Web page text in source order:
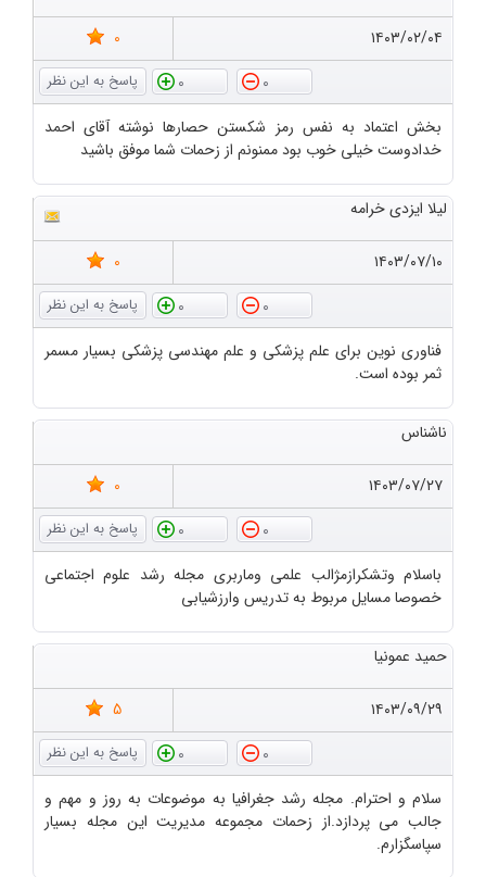
۱۴۰۳/۰۲/۰۴
0
0
0
بخش اعتماد به نفس رمز شکستن حصارها نوشته آقای احمد
خدادوست خیلی خوب بود ممنونم از زحمات شما موفق باشید
لیلا ایزدی خرامه
۱۴۰۳/۰۷/۱۰
0
0
0
فناوری نوین برای علم پزشکی و علم مهندسی پزشکی بسیار مسمر
ثمر بوده است.
ناشناس
۱۴۰۳/۰۷/۲۷
0
0
0
باسلام وتشکرازمژالب علمی وماربری مجله رشد علوم اجتماعی
خصوصا مسایل مربوط به تدریس وارزشیابی
حمید عمونیا
۱۴۰۳/۰۹/۲۹
5
0
0
سلام و احترام. مجله رشد جغرافیا به موضوعات به روز و مهم و
جالب می پردازد.از زحمات مجموعه مدیریت این مجله بسیار
سپاسگزارم.